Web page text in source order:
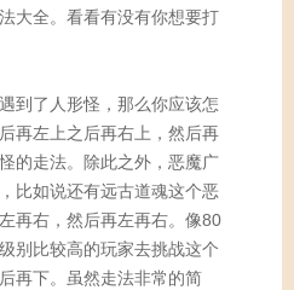
大全。看看有没有你想要打
到了人形怪，那么你应该怎
再左上之后再右上，然后再
的走法。除此之外，恶魔广
比如说还有远古道魂这个恶
再右，然后再左再右。像80
别比较高的玩家去挑战这个
再下。虽然走法非常的简